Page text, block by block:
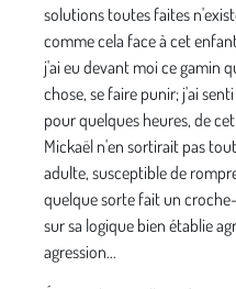
solutions toutes faites
comme cela face à cet
j'ai eu devant moi ce gamin
chose, se faire punir; j'ai
pour quelques heures, de
Mickaël n'en sortirait pas
adulte, susceptible de
quelque sorte fait un
sur sa logique bien établie
agression...